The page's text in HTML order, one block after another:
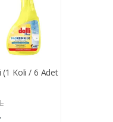
(1 Koli / 6 Adet